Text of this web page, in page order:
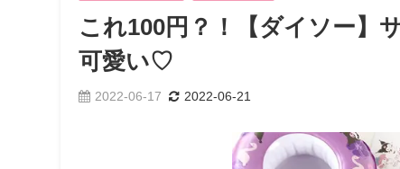
これ100円？！【ダイソー】
可愛い♡
2022-06-17 2022-06-21